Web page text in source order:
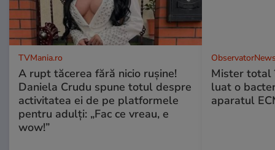
TVMania.ro
A rupt tăcerea fără nicio rușine!
Daniela Crudu spune totul despre
activitatea ei de pe platformele
pentru adulți: „Fac ce vreau, e
wow!”
Mister total
luat o
aparatul